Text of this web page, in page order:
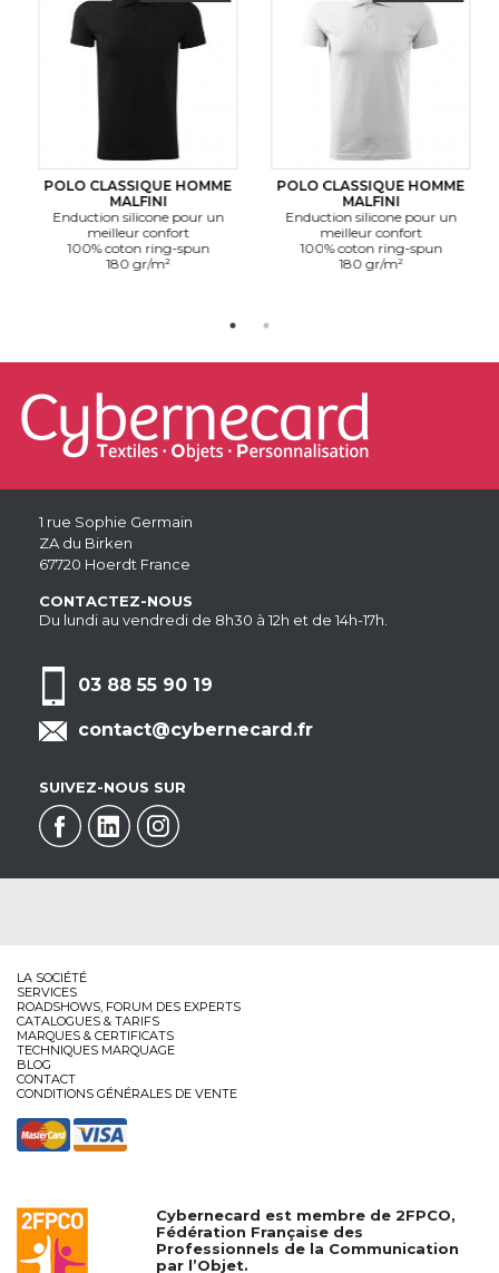
POLO CLASSIQUE HOMME
MALFINI
Enduction silicone pour un
meilleur confort
100% coton ring-spun
180 gr/m²
POLO CLASSIQUE HOMME
MALFINI
Enduction silicone pour un
meilleur confort
100% coton ring-spun
180 gr/m²
1 rue Sophie Germain
ZA du Birken
67720 Hoerdt France
CONTACTEZ-NOUS
Du lundi au vendredi de 8h30 à 12h et de 14h-17h.
03 88 55 90 19
contact@cybernecard.fr
SUIVEZ-NOUS SUR
LA SOCIÉTÉ
SERVICES
ROADSHOWS, FORUM DES EXPERTS
CATALOGUES & TARIFS
MARQUES & CERTIFICATS
TECHNIQUES MARQUAGE
BLOG
CONTACT
CONDITIONS GÉNÉRALES DE VENTE
Cybernecard est membre de2FPCO,
Fédération Française des
Professionnels de la Communication
par l’Objet.